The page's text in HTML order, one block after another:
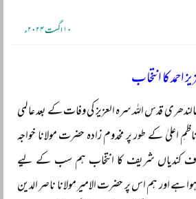
۱۰ اگست ۲۰۲۴ء
کا انتخاب
قدس اللہ سرہ العزیز کی وفات کے بعد عالمی
اعلیٰ کے طور پر مخدوم زادہ حضرت مولانا خواجہ
آف کندیاں شریف کا انتخاب ہم سب کے لیے
ہے اور ہم اس پر حضرت الامیر مولانا ناصر الدین